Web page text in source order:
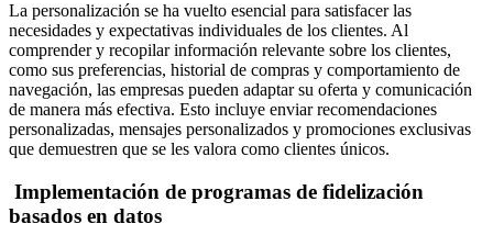
La personalización se ha vuelto esencial para satisfacer las
necesidades y expectativas individuales de los clientes. Al
comprender y recopilar información relevante sobre los clientes,
como sus preferencias, historial de compras y comportamiento de
navegación, las empresas pueden adaptar su oferta y comunicación
de manera más efectiva. Esto incluye enviar recomendaciones
personalizadas, mensajes personalizados y promociones exclusivas
que demuestren que se les valora como clientes únicos.
Implementación de programas de fidelización
basados en datos